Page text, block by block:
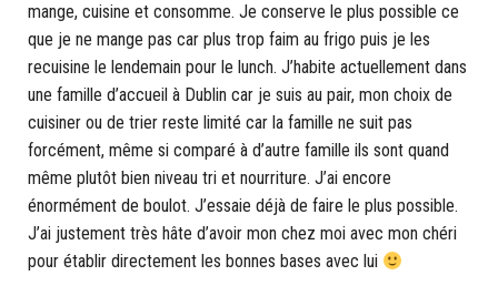
mange, cuisine et consomme. Je conserve le plus possible ce
que je ne mange pas car plus trop faim au frigo puis je les
recuisine le lendemain pour le lunch. J’habite actuellement dans
une famille d’accueil à Dublin car je suis au pair, mon choix de
cuisiner ou de trier reste limité car la famille ne suit pas
forcément, même si comparé à d’autre famille ils sont quand
même plutôt bien niveau tri et nourriture. J’ai encore
énormément de boulot. J’essaie déjà de faire le plus possible.
J’ai justement très hâte d’avoir mon chez moi avec mon chéri
pour établir directement les bonnes bases avec lui